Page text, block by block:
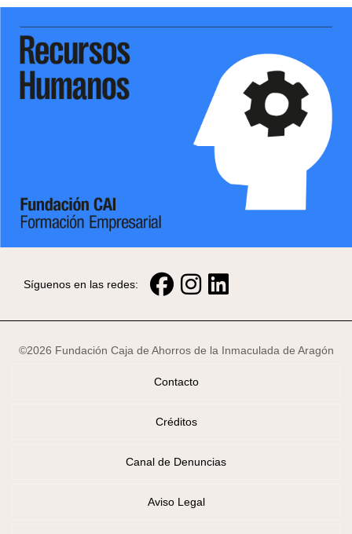
Síguenos en las redes:
©2026 Fundación Caja de Ahorros de la Inmaculada de Aragón
Contacto
Créditos
Canal de Denuncias
Aviso Legal